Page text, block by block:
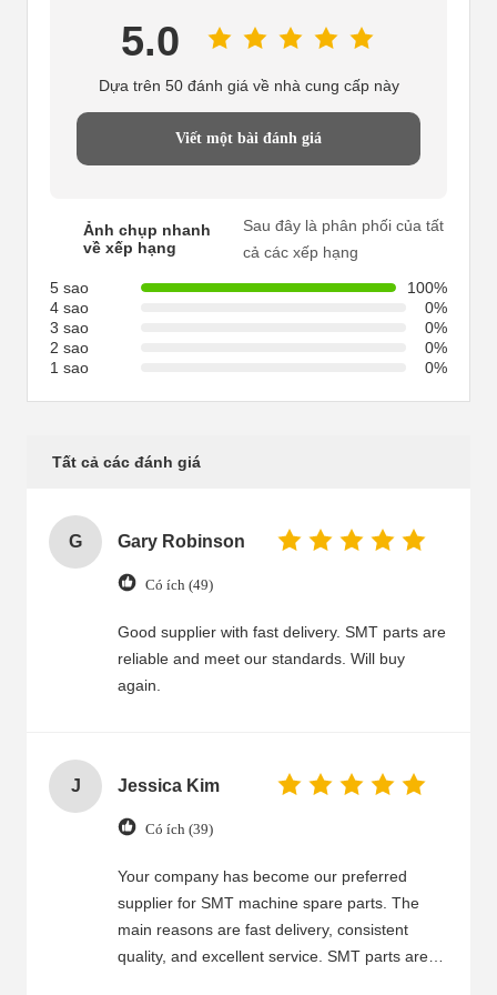
5.0
Dựa trên 50 đánh giá về nhà cung cấp này
Viết một bài đánh giá
Ảnh chụp nhanh
về xếp hạng
Sau đây là phân phối của tất
cả các xếp hạng
5 sao
100%
4 sao
0%
3 sao
0%
2 sao
0%
1 sao
0%
Tất cả các đánh giá
G Gary Robinson
Có ích (49)
Good supplier with fast delivery. SMT parts are
reliable and meet our standards. Will buy
again.
J Jessica Kim
Có ích (39)
Your company has become our preferred
supplier for SMT machine spare parts. The
main reasons are fast delivery, consistent
quality, and excellent service. SMT parts are